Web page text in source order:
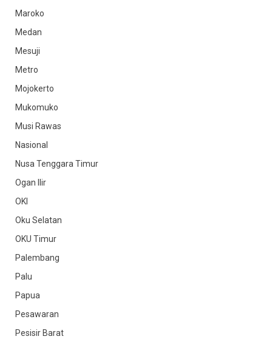
Maroko
Medan
Mesuji
Metro
Mojokerto
Mukomuko
Musi Rawas
Nasional
Nusa Tenggara Timur
Ogan Ilir
OKI
Oku Selatan
OKU Timur
Palembang
Palu
Papua
Pesawaran
Pesisir Barat